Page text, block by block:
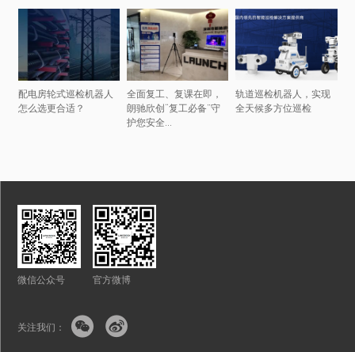
配电房轮式巡检机器人
怎么选更合适？
全面复工、复课在即，
朗驰欣创“复工必备”守
护您安全...
轨道巡检机器人，实现
全天候多方位巡检
微信公众号 官方微博
关注我们：  